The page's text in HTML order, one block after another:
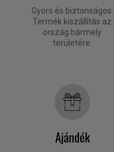
Gyors és biztonságos.
Termék kiszállítás az
ország bármely
területére.
Ajándék